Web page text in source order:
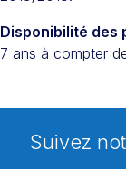
Disponibilité des
7 ans à compter
Suivez